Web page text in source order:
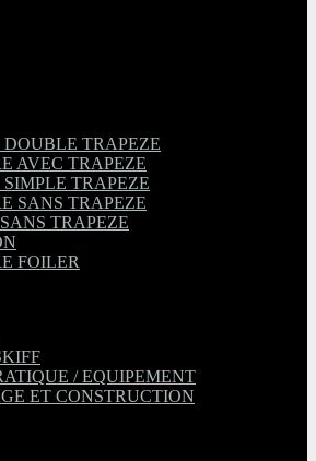
TRAPEZE
AVEC TRAPEZE
TRAPEZE
SANS TRAPEZE
TRAPEZE
FOILER
/ EQUIPEMENT
ET CONSTRUCTION